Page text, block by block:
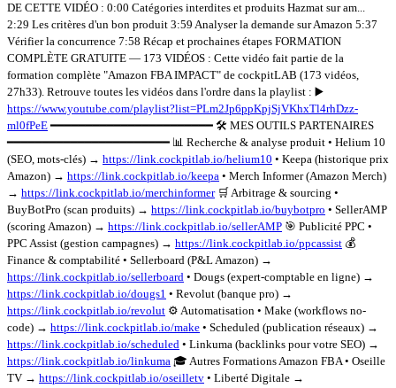
DE CETTE VIDÉO : 0:00 Catégories interdites et produits Hazmat sur am...
2:29 Les critères d'un bon produit 3:59 Analyser la demande sur Amazon 5:37
Vérifier la concurrence 7:58 Récap et prochaines étapes FORMATION
COMPLÈTE GRATUITE — 173 VIDÉOS : Cette vidéo fait partie de la
formation complète "Amazon FBA IMPACT" de cockpitLAB (173 vidéos,
27h33). Retrouve toutes les vidéos dans l'ordre dans la playlist : ▶️
https://www.youtube.com/playlist?list=PLm2Jp6ppKpjSjVKhxTl4rhDzz-
ml0fPeE━━━━━━━━━━━━━━━━━━━━━━━ 🛠️ MES OUTILS PARTENAIRES
━━━━━━━━━━━━━━━━━━━━━━━ 📊 Recherche & analyse produit • Helium 10
(SEO, mots-clés) → https://link.cockpitlab.io/helium10 • Keepa (historique prix
Amazon) → https://link.cockpitlab.io/keepa • Merch Informer (Amazon Merch)
→ https://link.cockpitlab.io/merchinformer🛒 Arbitrage & sourcing •
BuyBotPro (scan produits) → https://link.cockpitlab.io/buybotpro • SellerAMP
(scoring Amazon) → https://link.cockpitlab.io/sellerAMP 🎯 Publicité PPC •
PPC Assist (gestion campagnes) → https://link.cockpitlab.io/ppcassist 💰
Finance & comptabilité • Sellerboard (P&L Amazon) →
https://link.cockpitlab.io/sellerboard • Dougs (expert-comptable en ligne) →
https://link.cockpitlab.io/dougs1 • Revolut (banque pro) →
https://link.cockpitlab.io/revolut ⚙️ Automatisation • Make (workflows no-
code) → https://link.cockpitlab.io/make • Scheduled (publication réseaux) →
https://link.cockpitlab.io/scheduled • Linkuma (backlinks pour votre SEO) →
https://link.cockpitlab.io/linkuma 🎓 Autres Formations Amazon FBA • Oseille
TV → https://link.cockpitlab.io/oseilletv • Liberté Digitale →